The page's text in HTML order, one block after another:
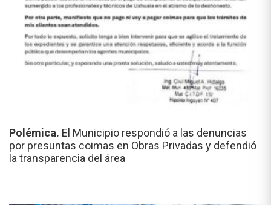
Polémica. El Municipio respondió a las denuncias
por presuntas coimas en Obras Privadas y defendió
la transparencia del área